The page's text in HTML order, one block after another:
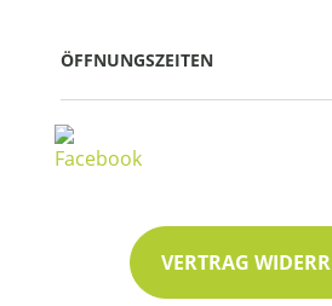
ÖFFNUNGSZEITEN
VERTRAG